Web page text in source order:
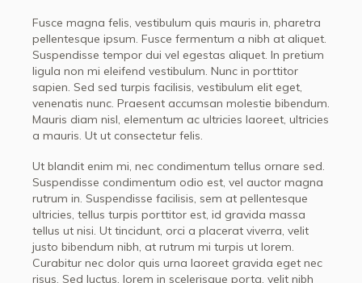
Fusce magna felis, vestibulum quis mauris in, pharetra
pellentesque ipsum. Fusce fermentum a nibh at aliquet.
Suspendisse tempor dui vel egestas aliquet. In pretium
ligula non mi eleifend vestibulum. Nunc in porttitor
sapien. Sed sed turpis facilisis, vestibulum elit eget,
venenatis nunc. Praesent accumsan molestie bibendum.
Mauris diam nisl, elementum ac ultricies laoreet, ultricies
a mauris. Ut ut consectetur felis.
Ut blandit enim mi, nec condimentum tellus ornare sed.
Suspendisse condimentum odio est, vel auctor magna
rutrum in. Suspendisse facilisis, sem at pellentesque
ultricies, tellus turpis porttitor est, id gravida massa
tellus ut nisi. Ut tincidunt, orci a placerat viverra, velit
justo bibendum nibh, at rutrum mi turpis ut lorem.
Curabitur nec dolor quis urna laoreet gravida eget nec
risus. Sed luctus, lorem in scelerisque porta, velit nibh